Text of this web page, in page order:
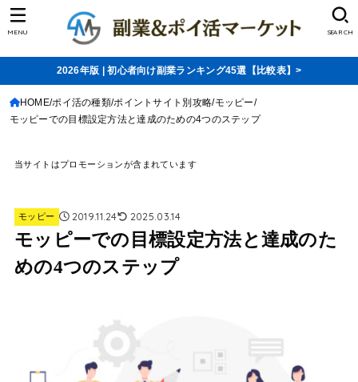
SEARCH
MENU
2026年版 | 初心者向け副業ランキング45選【比較表】>
HOME ポイ活の種類 ポイントサイト別攻略 モッピー
モッピーでの目標設定方法と達成のための4つのステップ
当サイトはプロモーションが含まれています
モッピー 2019.11.24 2025.03.14
モッピーでの目標設定方法と達成のた
めの4つのステップ